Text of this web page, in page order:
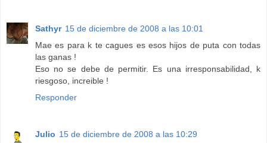
Sathyr 15 de diciembre de 2008 a las 10:01
Mae es para k te cagues es esos hijos de puta con todas
las ganas !
Eso no se debe de permitir. Es una irresponsabilidad, k
riesgoso, increible !
Responder
Julio 15 de diciembre de 2008 a las 10:29